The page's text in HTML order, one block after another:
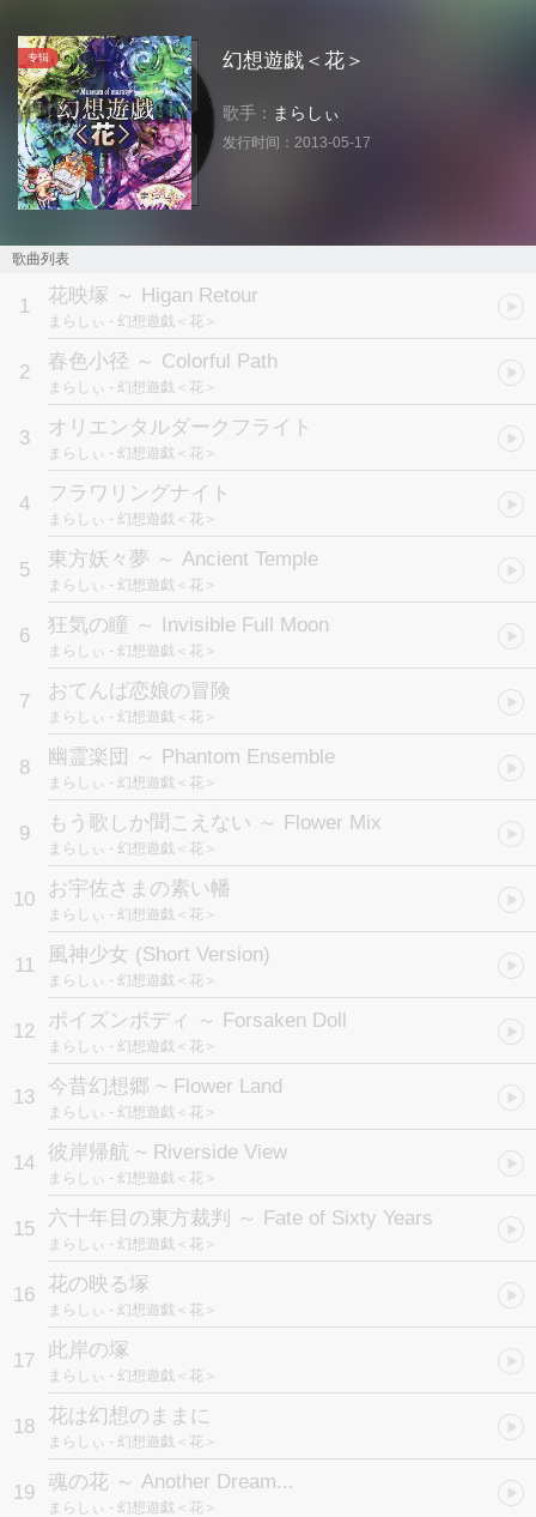
专辑 幻想遊戯＜花＞
歌手： まらしぃ
发行时间： 2013-05-17
歌曲列表
1 花映塚 ～ Higan Retour
まらしぃ - 幻想遊戯＜花＞
2 春色小径 ～ Colorful Path
まらしぃ - 幻想遊戯＜花＞
3 オリエンタルダークフライト
まらしぃ - 幻想遊戯＜花＞
4 フラワリングナイト
まらしぃ - 幻想遊戯＜花＞
5 東方妖々夢 ～ Ancient Temple
まらしぃ - 幻想遊戯＜花＞
6 狂気の瞳 ～ Invisible Full Moon
まらしぃ - 幻想遊戯＜花＞
7 おてんば恋娘の冒険
まらしぃ - 幻想遊戯＜花＞
8 幽霊楽団 ～ Phantom Ensemble
まらしぃ - 幻想遊戯＜花＞
9 もう歌しか聞こえない ～ Flower Mix
まらしぃ - 幻想遊戯＜花＞
10 お宇佐さまの素い幡
まらしぃ - 幻想遊戯＜花＞
11 風神少女 (Short Version)
まらしぃ - 幻想遊戯＜花＞
12 ポイズンボディ ～ Forsaken Doll
まらしぃ - 幻想遊戯＜花＞
13 今昔幻想郷 ~ Flower Land
まらしぃ - 幻想遊戯＜花＞
14 彼岸帰航 ~ Riverside View
まらしぃ - 幻想遊戯＜花＞
15 六十年目の東方裁判 ～ Fate of Sixty Years
まらしぃ - 幻想遊戯＜花＞
16 花の映る塚
まらしぃ - 幻想遊戯＜花＞
17 此岸の塚
まらしぃ - 幻想遊戯＜花＞
18 花は幻想のままに
まらしぃ - 幻想遊戯＜花＞
19 魂の花 ～ Another Dream...
まらしぃ - 幻想遊戯＜花＞